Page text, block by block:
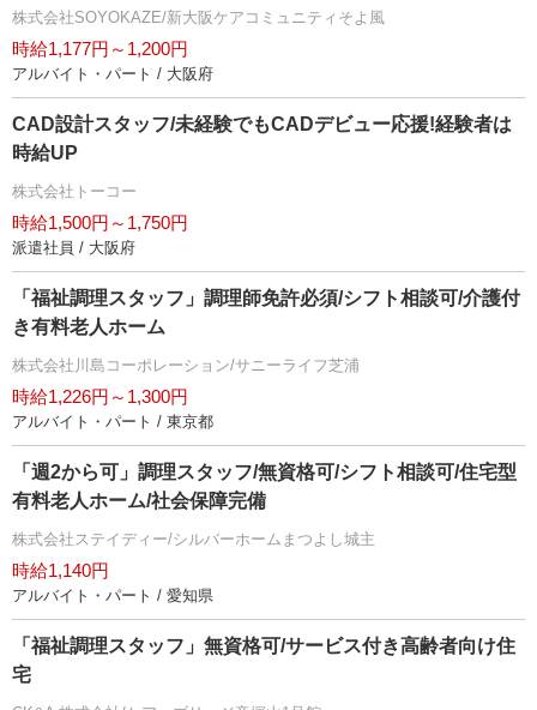
株式会社SOYOKAZE/新大阪ケアコミュニティそよ風
時給1,177円～1,200円
アルバイト・パート / 大阪府
CAD設計スタッフ/未経験でもCADデビュー応援!経験者は
時給UP
株式会社トーコー
時給1,500円～1,750円
派遣社員 / 大阪府
「福祉調理スタッフ」調理師免許必須/シフト相談可/介護付
き有料老人ホーム
株式会社川島コーポレーション/サニーライフ芝浦
時給1,226円～1,300円
アルバイト・パート / 東京都
「週2から可」調理スタッフ/無資格可/シフト相談可/住宅型
有料老人ホーム/社会保障完備
株式会社ステイディー/シルバーホームまつよし城主
時給1,140円
アルバイト・パート / 愛知県
「福祉調理スタッフ」無資格可/サービス付き高齢者向け住
宅